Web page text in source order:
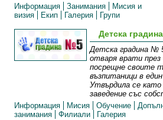
Информация
Занимания
Мисия и
визия
Екип Галерия Групи
Детска
Детска градина №
отваря врати през
посрещне своите
възпитаници в
Утвърдила се
заведение със
Информация
Мисия Обучение
занимания
Филиали Галерия